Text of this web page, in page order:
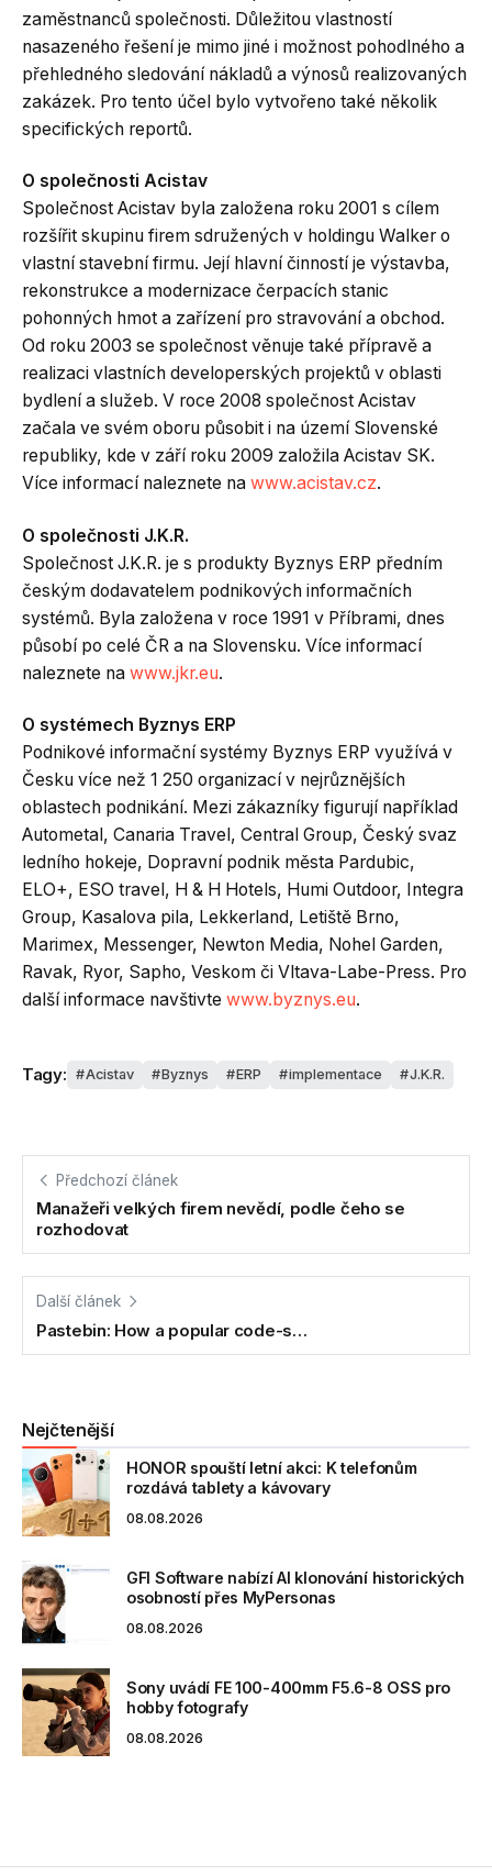
zaměstnanců společnosti. Důležitou vlastností
nasazeného řešení je mimo jiné i možnost pohodlného a
přehledného sledování nákladů a výnosů realizovaných
zakázek. Pro tento účel bylo vytvořeno také několik
specifických reportů.
O společnosti Acistav
Společnost Acistav byla založena roku 2001 s cílem
rozšířit skupinu firem sdružených v holdingu Walker o
vlastní stavební firmu. Její hlavní činností je výstavba,
rekonstrukce a modernizace čerpacích stanic
pohonných hmot a zařízení pro stravování a obchod.
Od roku 2003 se společnost věnuje také přípravě a
realizaci vlastních developerských projektů v oblasti
bydlení a služeb. V roce 2008 společnost Acistav
začala ve svém oboru působit i na území Slovenské
republiky, kde v září roku 2009 založila Acistav SK.
Více informací naleznete na www.acistav.cz.
O společnosti J.K.R.
Společnost J.K.R. je s produkty Byznys ERP předním
českým dodavatelem podnikových informačních
systémů. Byla založena v roce 1991 v Příbrami, dnes
působí po celé ČR a na Slovensku. Více informací
naleznete na www.jkr.eu.
O systémech Byznys ERP
Podnikové informační systémy Byznys ERP využívá v
Česku více než 1 250 organizací v nejrůznějších
oblastech podnikání. Mezi zákazníky figurují například
Autometal, Canaria Travel, Central Group, Český svaz
ledního hokeje, Dopravní podnik města Pardubic,
ELO+, ESO travel, H & H Hotels, Humi Outdoor, Integra
Group, Kasalova pila, Lekkerland, Letiště Brno,
Marimex, Messenger, Newton Media, Nohel Garden,
Ravak, Ryor, Sapho, Veskom či Vltava-Labe-Press. Pro
další informace navštivte www.byznys.eu.
Tagy: Acistav Byznys ERP implementace J.K.R.
Předchozí článek
Manažeři velkých firem nevědí, podle čeho se
rozhodovat
Další článek
Pastebin: How a popular code-s…
Nejčtenější
HONOR spouští letní akci: K telefonům
rozdává tablety a kávovary
08.08.2026
GFI Software nabízí AI klonování historických
osobností přes MyPersonas
08.08.2026
Sony uvádí FE 100-400mm F5.6-8 OSS pro
hobby fotografy
08.08.2026